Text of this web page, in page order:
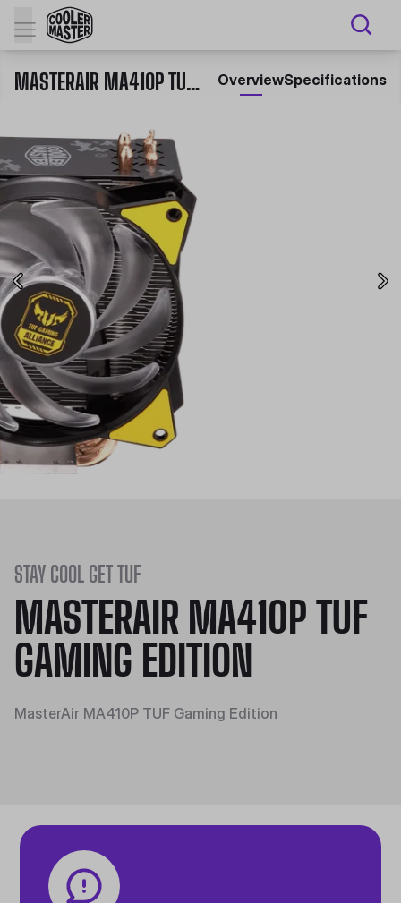
MASTERAIR MA410P TUF GAMING EDITION OverviewSpecifications
STAY COOL GET TUF
MASTERAIR MA410P TUF
GAMING EDITION
MasterAir MA410P TUF Gaming Edition